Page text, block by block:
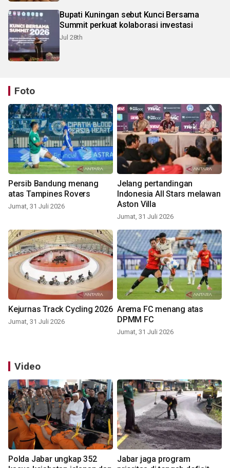
Bupati Kuningan sebut Kunci Bersama
Summit perkuat kolaborasi investasi
Jul 28th
Foto
Persib Bandung menang
atas Tampines Rovers
Jumat, 31 Juli 2026
Jelang pertandingan
Indonesia All Stars melawan
Aston Villa
Jumat, 31 Juli 2026
Kejurnas Track Cycling 2026
Jumat, 31 Juli 2026
Arema FC menang atas
DPMM FC
Jumat, 31 Juli 2026
Video
Polda Jabar ungkap 352
Jabar jaga program